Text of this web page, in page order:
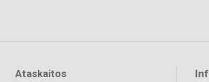
Ataskaitos